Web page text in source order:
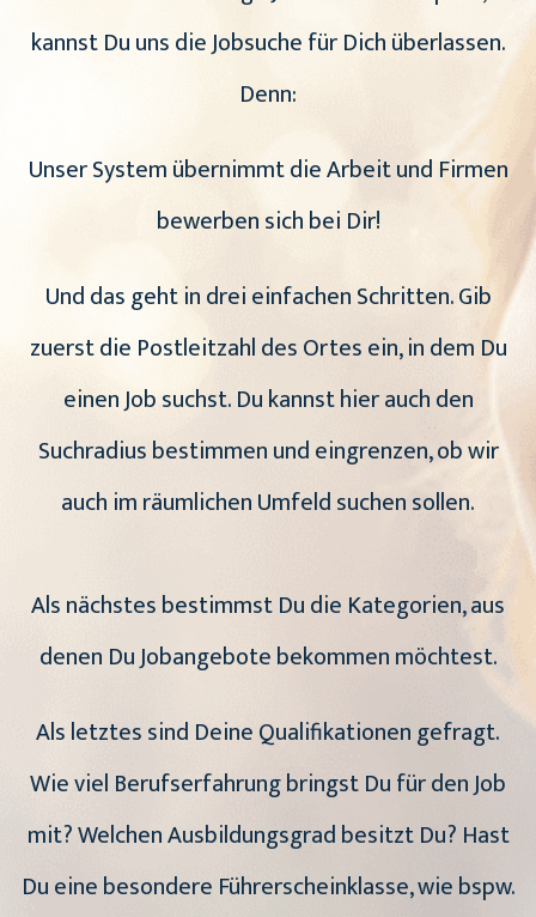
kannst Du uns die Jobsuche für Dich überlassen.
Denn:
Unser System übernimmt die Arbeit und Firmen
bewerben sich bei Dir!
Und das geht in drei einfachen Schritten. Gib
zuerst die Postleitzahl des Ortes ein, in dem Du
einen Job suchst. Du kannst hier auch den
Suchradius bestimmen und eingrenzen, ob wir
auch im räumlichen Umfeld suchen sollen.
Als nächstes bestimmst Du die Kategorien, aus
denen Du Jobangebote bekommen möchtest.
Als letztes sind Deine Qualifikationen gefragt.
Wie viel Berufserfahrung bringst Du für den Job
mit? Welchen Ausbildungsgrad besitzt Du? Hast
Du eine besondere Führerscheinklasse, wie bspw.